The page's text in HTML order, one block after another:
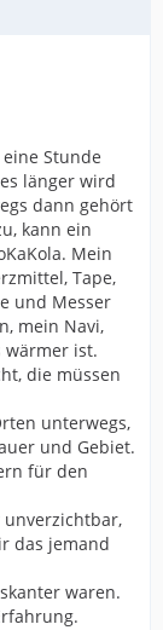
Stunde
länger wird
dann gehört
kann ein
Mein
Tape,
und Messer
mein Navi,
wärmer ist.
die müssen
unterwegs,
und Gebiet.
für den
das jemand
waren.